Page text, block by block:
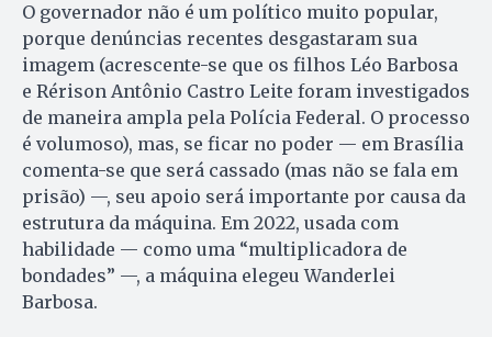
O governador não é um político muito popular,
porque denúncias recentes desgastaram sua
imagem (acrescente-se que os filhos Léo Barbosa
e Rérison Antônio Castro Leite foram investigados
de maneira ampla pela Polícia Federal. O processo
é volumoso), mas, se ficar no poder — em Brasília
comenta-se que será cassado (mas não se fala em
prisão) —, seu apoio será importante por causa da
estrutura da máquina. Em 2022, usada com
habilidade — como uma “multiplicadora de
bondades” —, a máquina elegeu Wanderlei
Barbosa.